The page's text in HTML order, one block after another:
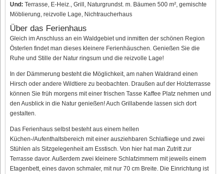
Und: Terrasse, E-Heiz., Grill, Naturgrundst. m. Bäumen 500 m², gemischte
Möblierung, reizvolle Lage, Nichtraucherhaus
Über das Ferienhaus
Gleich im Anschluss an ein Waldgebiet und inmitten der schönen Region
Österlen findet man dieses kleinere Ferienhäuschen. Genießen Sie die
Ruhe und Stille der Natur ringsum und die reizvolle Lage!
In der Dämmerung besteht die Möglichkeit, am nahen Waldrand einen
Hirsch oder andere Wildtiere zu beobachten. Draußen auf der Holzterrasse
können Sie früh morgens mit einer frischen Tasse Kaffee Platz nehmen und
den Ausblick in die Natur genießen! Auch Grillabende lassen sich dort
gestalten.
Das Ferienhaus selbst besteht aus einem hellen
Küchen-/Aufenthaltsbereich mit einer ausziehbaren Schlafliege und zwei
Stühlen als Sitzgelegenheit am Esstisch. Von hier hat man Zutritt zur
Terrasse davor. Außerdem zwei kleinere Schlafzimmern mit jeweils einem
Etagenbett, eines davon schmaler, mit nur 70 cm Breite. Die Einrichtung ist